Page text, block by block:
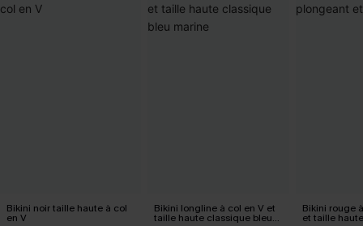
Bikini noir taille haute à col
en V
Bikini longline à col en V et
taille haute classique bleu
Bikini rouge
et taille haute